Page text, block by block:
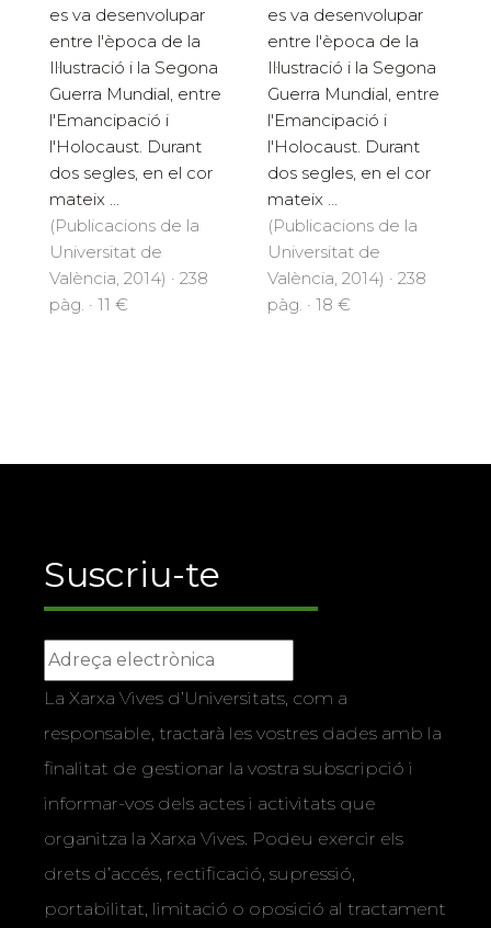
es va desenvolupar
entre l'època de la
Il·lustració i la Segona
Guerra Mundial, entre
l'Emancipació i
l'Holocaust. Durant
dos segles, en el cor
mateix ...
(Publicacions de la
Universitat de
València, 2014) · 238
pàg. · 11 €
es va desenvolupar
entre l'època de la
Il·lustració i la Segona
Guerra Mundial, entre
l'Emancipació i
l'Holocaust. Durant
dos segles, en el cor
mateix ...
(Publicacions de la
Universitat de
València, 2014) · 238
pàg. · 18 €
Suscriu-te
La Xarxa Vives d’Universitats, com a
responsable, tractarà les vostres dades amb la
finalitat de gestionar la vostra subscripció i
informar-vos dels actes i activitats que
organitza la Xarxa Vives. Podeu exercir els
drets d’accés, rectificació, supressió,
portabilitat, limitació o oposició al tractament